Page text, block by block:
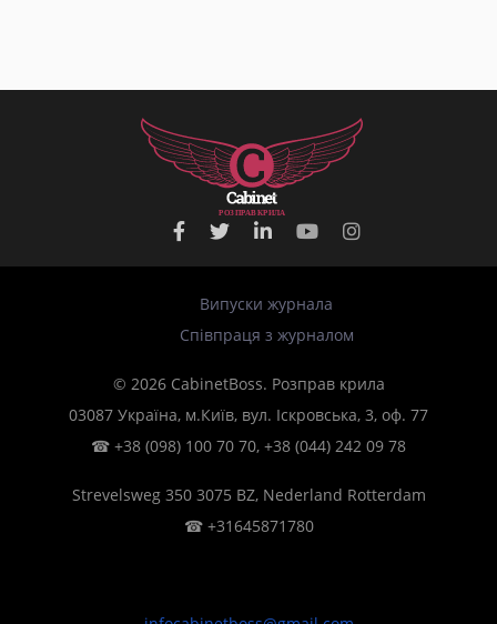
РОЗПРАВКРИЛА
Випуски журнала
Співпраця з журналом
© 2026 CabinetBoss. Розправ крила
03087 Україна, м.Київ, вул. Іскровська, 3, оф. 77
☎ +38 (098) 100 70 70, +38 (044) 242 09 78
Strevelsweg 350 3075 BZ, Nederland Rotterdam
☎ +31645871780